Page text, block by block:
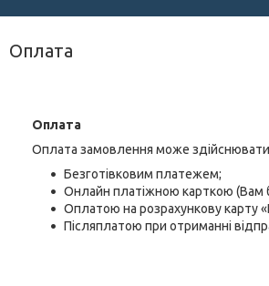
Оплата
Оплата
Оплата замовлення може
Безготівковим платежем;
Онлайн платіжною карткою (Вам
Оплатою на розрахункову карту
Післяплатою при отриманні